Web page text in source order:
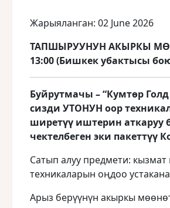
Жарыяланган: 02 June 2026
ТАПШЫРУУНУН АКЫРКЫ
13:00 (Бишкек убактысы
Буйрутмачы – “Кумтөр
сизди УТОНУН оор
ширетүү иштерин аткаруу
чектелбеген эки пакеттүү
Сатып алуу предмети: кызмат
техникаларын оңдоо
Арыз берүүнүн акыркы